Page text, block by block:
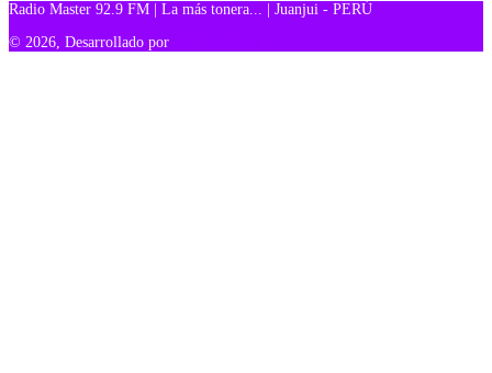
Radio Master 92.9 FM | La más tonera... | Juanjui - PERÚ
© 2026, Desarrollado por